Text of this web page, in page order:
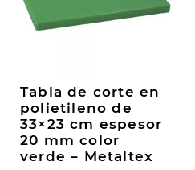
Tabla de corte en
polietileno de
33×23 cm espesor
20 mm color
verde – Metaltex